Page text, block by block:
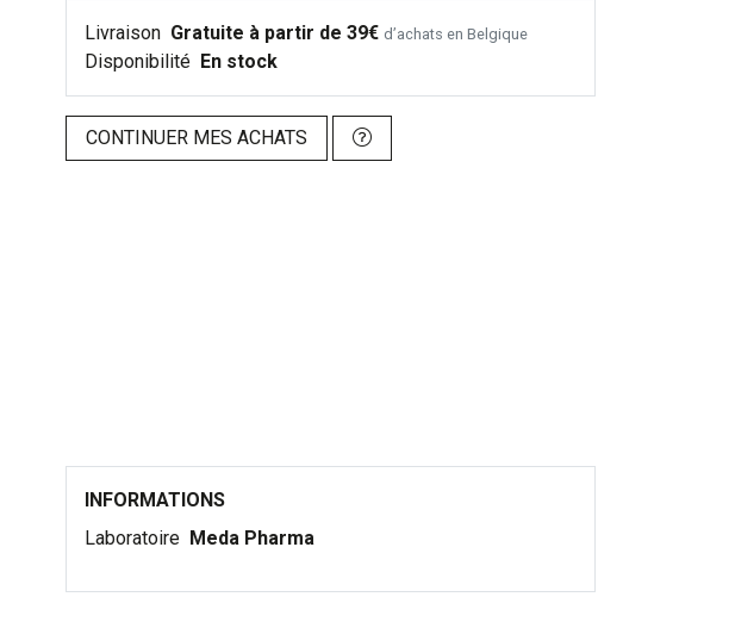
Livraison Gratuite à partir de 39€ d’achats en Belgique
Disponibilité En stock
CONTINUER MES ACHATS
INFORMATIONS
Laboratoire Meda Pharma